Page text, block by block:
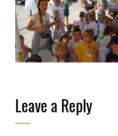
Leave a Reply